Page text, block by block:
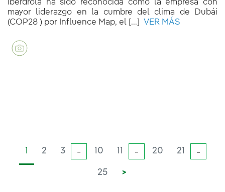
Iberdrola ha sido reconocida como la empresa con
mayor liderazgo en la cumbre del clima de Dubái
(COP28 ) por Influence Map, el [...]
VER MÁS
1 2 3 ... 10 11 ... 20 21 ...
25 >